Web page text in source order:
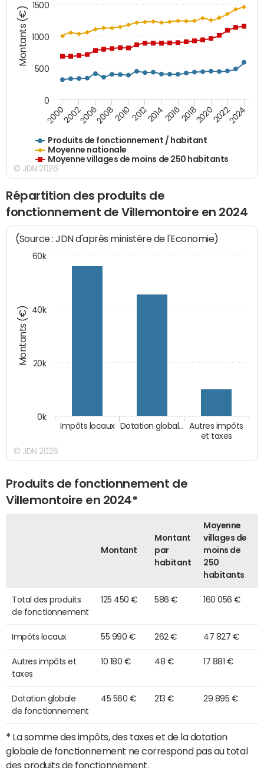
Montants (€)
Produits de fonctionnement / habitant
Moyenne nationale
Moyenne villages de moins de 250 habitants
200020022006200820102012201420162018202020222024
0
500
1000
1500
© JDN 2026
Répartition des produits de
fonctionnement de Villemontoire en 2024
Montants (€)
(Source : JDN d'après ministère de l'Economie)
Autres impôts
et taxes
Dotation global…
Impôts locaux
0k
20k
40k
60k
© JDN 2026
Produits de fonctionnement de
Villemontoire en 2024*
Montant
Montant
par
habitant
Moyenne
villages de
moins de
250
habitants
Total des produits
de fonctionnement
125 450 € 586 € 160 056 €
Impôts locaux 55 990 € 262 € 47 827 €
Autres impôts et
taxes
10 180 € 48 € 17 881 €
Dotation globale
de fonctionnement
45 560 € 213 € 29 895 €
* La somme des impôts, des taxes et de la dotation
globale de fonctionnement ne correspond pas au total
des produits de fonctionnement.